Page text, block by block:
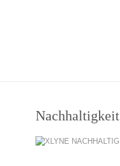
Nachhaltigkeit